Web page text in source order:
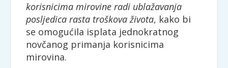
korisnicima mirovine radi ublažavanja
posljedica rasta troškova života, kako bi
se omogućila isplata jednokratnog
novčanog primanja korisnicima
mirovina.